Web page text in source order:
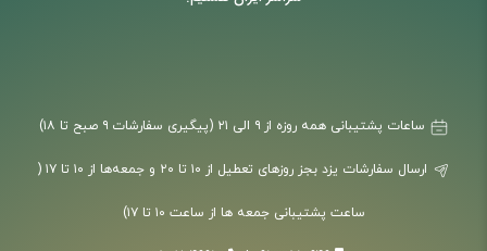
ارسال سفارشات یزد بجز روزهای تعطیل از ۱۰ تا ۲۰ و جمعه‌ها از ۱۰ تا ۱۷ (
ساعت پشتیبانی جمعه ها از ساعت ۱۰ تا ۱۷)